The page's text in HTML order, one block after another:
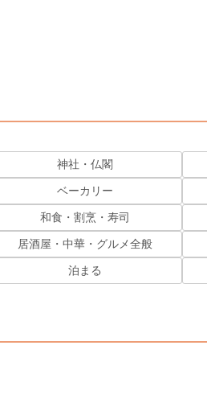
神社・仏閣
ベーカリー
和食・割烹・寿司
居酒屋・中華・グルメ全般
泊まる